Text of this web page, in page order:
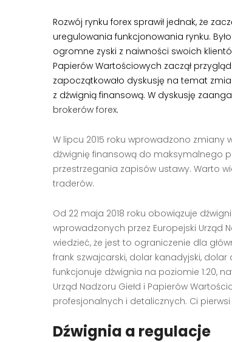
Rozwój rynku forex sprawił jednak, że
uregulowania funkcjonowania rynku.
ogromne zyski z naiwności swoich
Papierów Wartościowych zaczął
zapoczątkowało dyskusję na temat
z dźwignią finansową. W dyskusję
brokerów forex.
W lipcu 2015 roku wprowadzono
dźwignię finansową do maksymalnego
przestrzegania zapisów ustawy. Warto
traderów.
Od 22 maja 2018 roku obowiązuje
wprowadzonych przez Europejski Urząd
wiedzieć, że jest to ograniczenie dla
frank szwajcarski, dolar kanadyjski,
funkcjonuje dźwignia na poziomie 1:20,
Urząd Nadzoru Giełd i Papierów
profesjonalnych i detalicznych. Ci
Dźwignia a regulacje